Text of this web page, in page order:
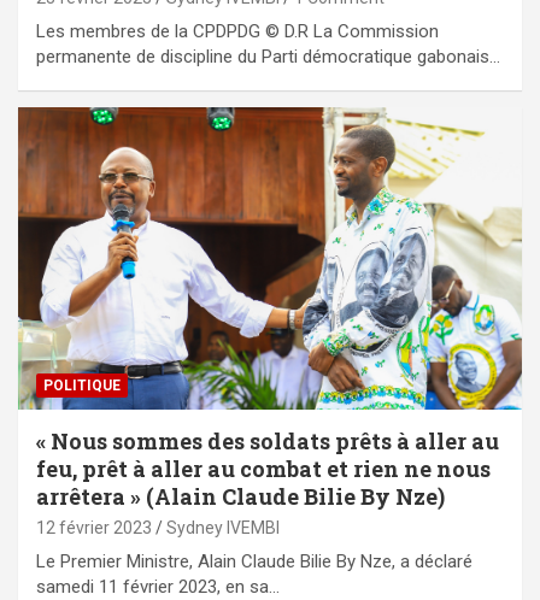
Les membres de la CPDPDG © D.R La Commission
permanente de discipline du Parti démocratique gabonais…
POLITIQUE
« Nous sommes des soldats prêts à aller au
feu, prêt à aller au combat et rien ne nous
arrêtera » (Alain Claude Bilie By Nze)
12 février 2023 Sydney IVEMBI
Le Premier Ministre, Alain Claude Bilie By Nze, a déclaré
samedi 11 février 2023, en sa…